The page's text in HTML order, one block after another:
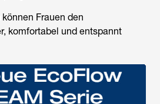
Frauen den
komfortabel und entspannt